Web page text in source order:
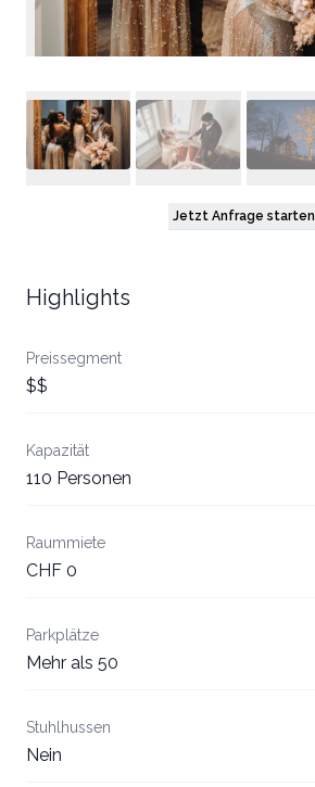
Jetzt Anfrage starten
Highlights
Preissegment
$$
Kapazität
110 Personen
Raummiete
CHF 0
Parkplätze
Mehr als 50
Stuhlhussen
Nein